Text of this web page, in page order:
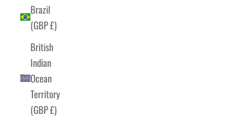
Brazil
(GBP £)
British
Indian
Ocean
Territory
(GBP £)